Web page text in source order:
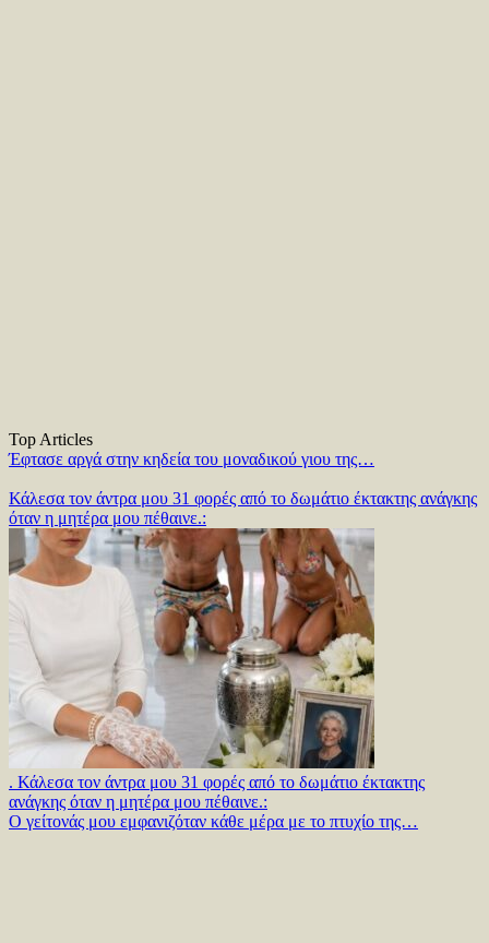
Top Articles
Έφτασε αργά στην κηδεία του μοναδικού γιου της…
Κάλεσα τον άντρα μου 31 φορές από το δωμάτιο έκτακτης ανάγκης
όταν η μητέρα μου πέθαινε.:
. Κάλεσα τον άντρα μου 31 φορές από το δωμάτιο έκτακτης
ανάγκης όταν η μητέρα μου πέθαινε.:
Ο γείτονάς μου εμφανιζόταν κάθε μέρα με το πτυχίο της…